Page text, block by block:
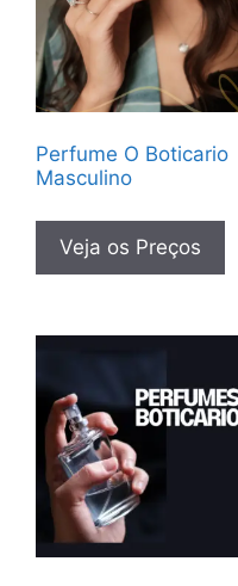
Perfume O Boticario
Masculino
Veja os Preços